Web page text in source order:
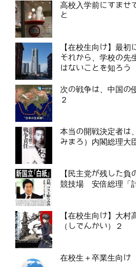
高校入学前にすませ
と
【在校生向け】最初
それから、学校の先
はないことを知ろう
次の戦争は、中国の
２
本当の開戦決定者は
みまろ）内閣総理大
【民主党が残した負
競技場 安倍総理「
【在校生向け】大村
（しでんかい）２
在校生＋卒業生向け